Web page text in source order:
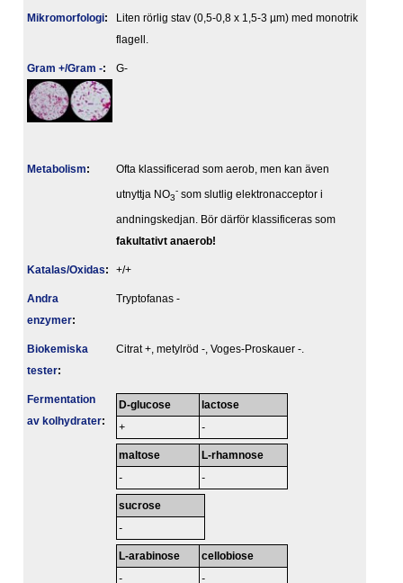
Mikromorfologi:
Liten rörlig stav (0,5-0,8 x 1,5-3 µm) med monotrik
flagell.
Gram +/Gram -: G-
Metabolism: Ofta klassificerad som aerob, men kan även
utnyttja NO3
- som slutlig elektronacceptor i
andningskedjan. Bör därför klassificeras som
fakultativt anaerob!
Katalas/Oxidas: +/+
Andra
enzymer:
Tryptofanas -
Biokemiska
tester:
Citrat +, metylröd -, Voges-Proskauer -.
Fermentation
av kolhydrater:
D-glucose
+
lactose
-
maltose
-
L-rhamnose
-
sucrose
-
L-arabinose
-
cellobiose
-